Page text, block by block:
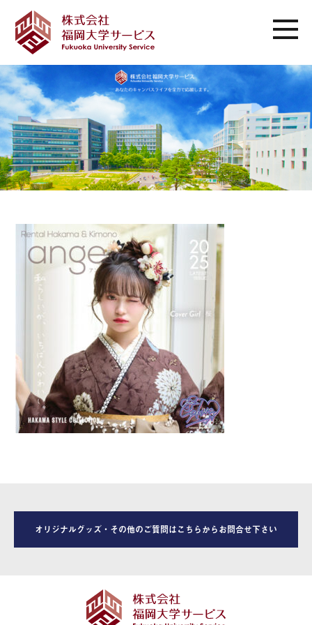
オリジナルグッズ・その他のご質問はこちらからお問合せ下さい